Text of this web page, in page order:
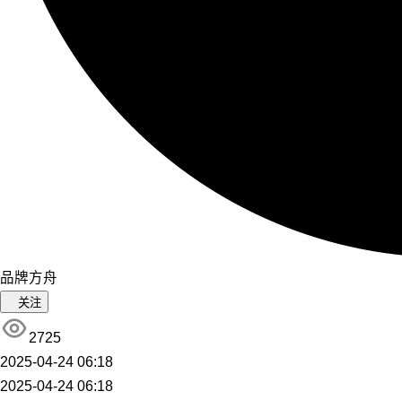
品牌方舟
关注
2725
2025-04-24 06:18
2025-04-24 06:18